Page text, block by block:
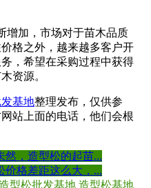
增加，市场对于苗木品质
格之外，越来越多客户开
，希望在采购过程中获得
资源。
基地整理发布，仅供参
站上面的电话，他们会根
然，造型松的起苗...
价格差距这么大，...
型松批发基地 造型松基地